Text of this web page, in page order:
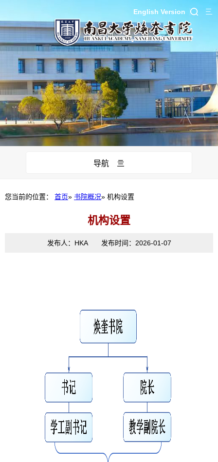
English Version
导航 亖
您当前的位置： 首页» 书院概况» 机构设置
机构设置
发布人：HKA 发布时间：2026-01-07